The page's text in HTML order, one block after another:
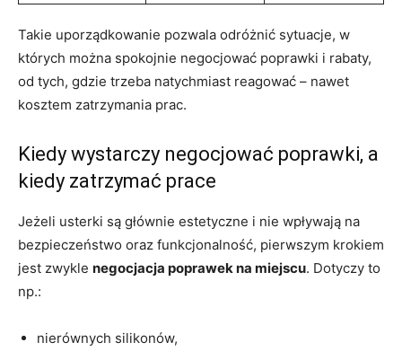
Takie uporządkowanie pozwala odróżnić sytuacje, w
których można spokojnie negocjować poprawki i rabaty,
od tych, gdzie trzeba natychmiast reagować – nawet
kosztem zatrzymania prac.
Kiedy wystarczy negocjować poprawki, a
kiedy zatrzymać prace
Jeżeli usterki są głównie estetyczne i nie wpływają na
bezpieczeństwo oraz funkcjonalność, pierwszym krokiem
jest zwykle negocjacja poprawek na miejscu. Dotyczy to
np.:
nierównych silikonów,